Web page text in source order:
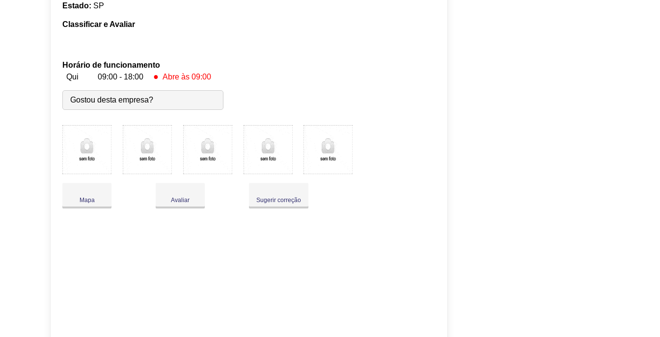
Estado: SP
Classificar e Avaliar
Horário de funcionamento
Qui
09:00 - 18:00 ● Abre às 09:00
Seg: 09:00
Ter:
09:00-18:00
09:00 -
Abre às 09:00
Sex:
- 18:00
Sáb:
Fechado
Fechado
Gostou desta empresa?
Mapa Avaliar Sugerir correção